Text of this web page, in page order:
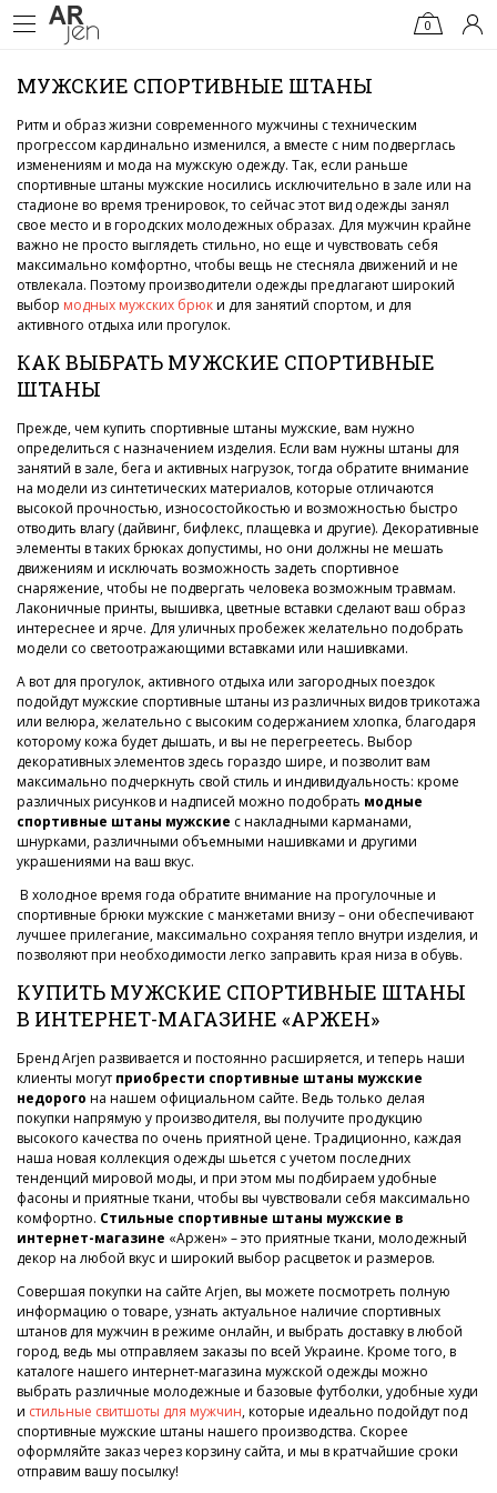
0
МУЖСКИЕ СПОРТИВНЫЕ ШТАНЫ
Ритм и образ жизни современного мужчины с техническим
прогрессом кардинально изменился, а вместе с ним подверглась
изменениям и мода на мужскую одежду. Так, если раньше
спортивные штаны мужские носились исключительно в зале или на
стадионе во время тренировок, то сейчас этот вид одежды занял
свое место и в городских молодежных образах. Для мужчин крайне
важно не просто выглядеть стильно, но еще и чувствовать себя
максимально комфортно, чтобы вещь не стесняла движений и не
отвлекала. Поэтому производители одежды предлагают широкий
выбор модных мужских брюки для занятий спортом, и для
активного отдыха или прогулок.
КАК ВЫБРАТЬ МУЖСКИЕ СПОРТИВНЫЕ
ШТАНЫ
Прежде, чем купить спортивные штаны мужские, вам нужно
определиться с назначением изделия. Если вам нужны штаны для
занятий в зале, бега и активных нагрузок, тогда обратите внимание
на модели из синтетических материалов, которые отличаются
высокой прочностью, износостойкостью и возможностью быстро
отводить влагу (дайвинг, бифлекс, плащевка и другие). Декоративные
элементы в таких брюках допустимы, но они должны не мешать
движениям и исключать возможность задеть спортивное
снаряжение, чтобы не подвергать человека возможным травмам.
Лаконичные принты, вышивка, цветные вставки сделают ваш образ
интереснее и ярче. Для уличных пробежек желательно подобрать
модели со светоотражающими вставками или нашивками.
А вот для прогулок, активного отдыха или загородных поездок
подойдут мужские спортивные штаны из различных видов трикотажа
или велюра, желательно с высоким содержанием хлопка, благодаря
которому кожа будет дышать, и вы не перегреетесь. Выбор
декоративных элементов здесь гораздо шире, и позволит вам
максимально подчеркнуть свой стиль и индивидуальность: кроме
различных рисунков и надписей можно подобрать модные
спортивные штаны мужские с накладными карманами,
шнурками, различными объемными нашивками и другими
украшениями на ваш вкус.
В холодное время года обратите внимание на прогулочные и
спортивные брюки мужские с манжетами внизу – они обеспечивают
лучшее прилегание, максимально сохраняя тепло внутри изделия, и
позволяют при необходимости легко заправить края низа в обувь.
КУПИТЬ МУЖСКИЕ СПОРТИВНЫЕ ШТАНЫ
В ИНТЕРНЕТ-МАГАЗИНЕ «АРЖЕН»
Бренд Arjen развивается и постоянно расширяется, и теперь наши
клиенты могут приобрести спортивные штаны мужские
недорого на нашем официальном сайте. Ведь только делая
покупки напрямую у производителя, вы получите продукцию
высокого качества по очень приятной цене. Традиционно, каждая
наша новая коллекция одежды шьется с учетом последних
тенденций мировой моды, и при этом мы подбираем удобные
фасоны и приятные ткани, чтобы вы чувствовали себя максимально
комфортно. Стильные спортивные штаны мужские в
интернет-магазине «Аржен» – это приятные ткани, молодежный
декор на любой вкус и широкий выбор расцветок и размеров.
Совершая покупки на сайте Arjen, вы можете посмотреть полную
информацию о товаре, узнать актуальное наличие спортивных
штанов для мужчин в режиме онлайн, и выбрать доставку в любой
город, ведь мы отправляем заказы по всей Украине. Кроме того, в
каталоге нашего интернет-магазина мужской одежды можно
выбрать различные молодежные и базовые футболки, удобные худи
и стильные свитшоты для мужчин, которые идеально подойдут под
спортивные мужские штаны нашего производства. Скорее
оформляйте заказ через корзину сайта, и мы в кратчайшие сроки
отправим вашу посылку!